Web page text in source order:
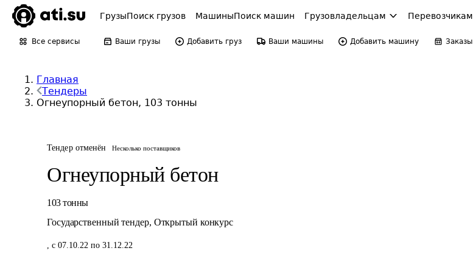
ГрузыПоиск грузов МашиныПоиск машин Грузовладельцам Перевозчикам
Все сервисы Ваши грузы Добавить груз Ваши машины Добавить машину Заказы
Главная
Тендеры
Огнеупорный бетон, 103 тонны
Тендер отменён Несколько поставщиков
Огнеупорный бетон
103 тонны
Государственный тендер, Открытый конкурс
, с 07.10.22 по 31.12.22